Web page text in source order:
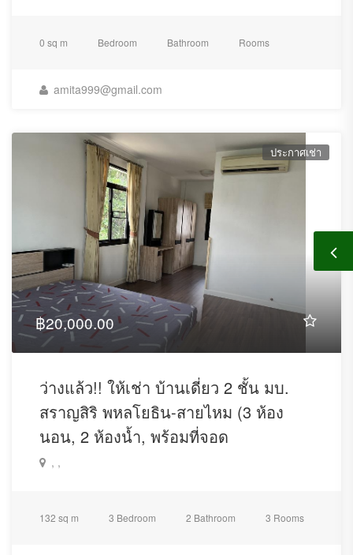
-ที่จอดรถ
- WiFiที่ล็อบบี้
ระบบคีย์การ์ดในการเปิดประตูและใช้ลิฟต์เพื่อ
ป้องกันคนนอก
0 sq m Bedroom Bathroom Rooms
amita999@gmail.com
ประกาศเช่า
฿20,000.00
ว่างแล้ว!! ให้เช่า บ้านเดี่ยว 2 ชั้น มบ.
สราญสิริ พหลโยธิน-สายไหม (3 ห้อง
นอน, 2 ห้องน้ำ, พร้อมที่จอด
, ,
132 sq m 3 Bedroom 2 Bathroom 3 Rooms